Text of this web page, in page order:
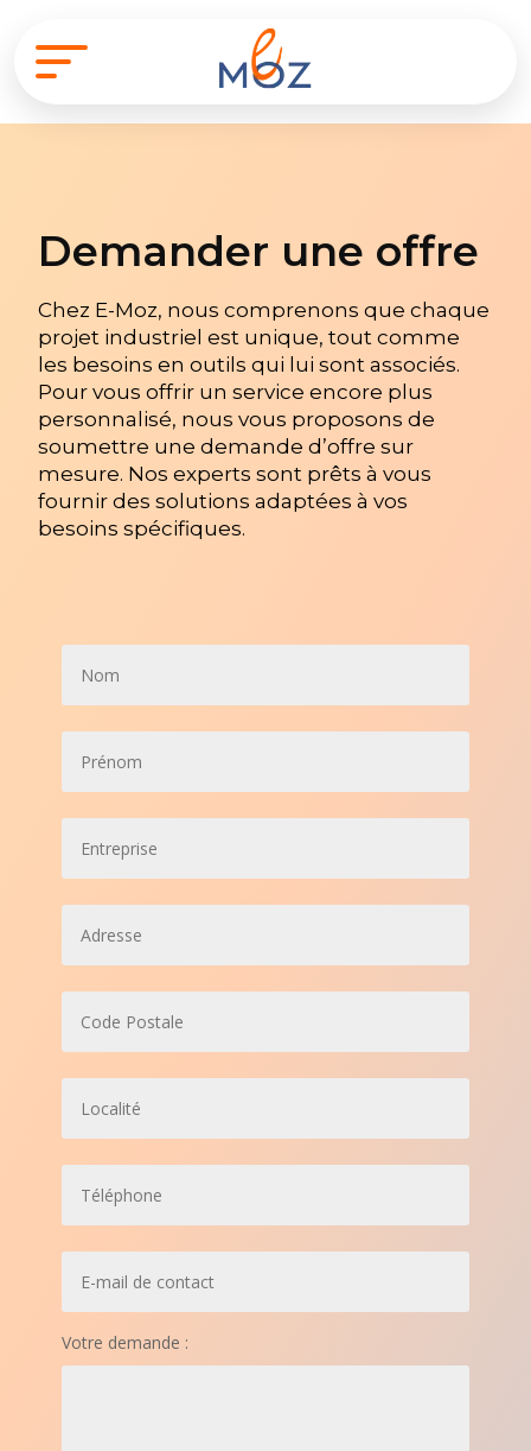
Demander une offre
Chez E-Moz, nous comprenons que chaque
projet industriel est unique, tout comme
les besoins en outils qui lui sont associés.
Pour vous offrir un service encore plus
personnalisé, nous vous proposons de
soumettre une demande d’offre sur
mesure. Nos experts sont prêts à vous
fournir des solutions adaptées à vos
besoins spécifiques.
Votre demande :